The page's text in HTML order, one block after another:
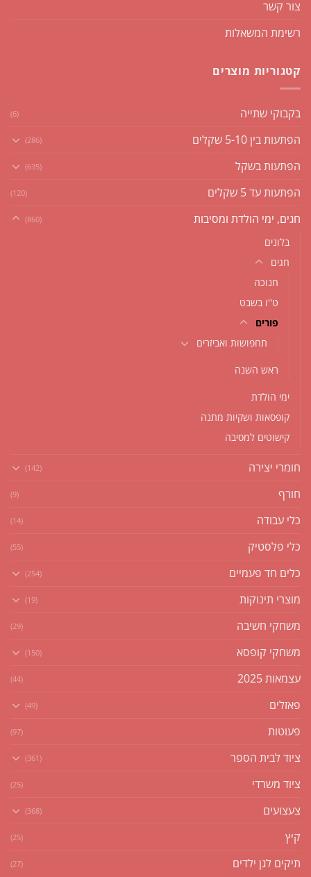
צור קשר
רשימת המשאלות
קטגוריות מוצרים
בקבוקי שתייה (6)
הפתעות בין 5-10 שקלים (286)
הפתעות בשקל (635)
הפתעות עד 5 שקלים (120)
חגים, ימי הולדת ומסיבות (860)
בלונים
חגים
חנוכה
ט''ו בשבט
פורים
תחפושות ואביזרים
ראש השנה
ימי הולדת
קופסאות ושקיות מתנה
קישוטים למסיבה
חומרי יצירה (142)
חורף (9)
כלי עבודה (14)
כלי פלסטיק (55)
כלים חד פעמיים (254)
מוצרי תינוקות (19)
משחקי חשיבה (29)
משחקי קופסא (150)
עצמאות 2025 (44)
פאזלים (49)
פעוטות (97)
ציוד לבית הספר (361)
ציוד משרדי (25)
צעצועים (368)
קיץ (25)
תיקים לגן ילדים (27)